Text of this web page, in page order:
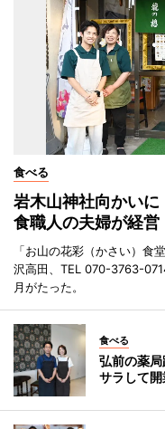
食べる
岩木山神社向かい
食職人の夫婦が経営
「お山の花彩（かさい）食
沢高田、TEL 070-3763-
月がたった。
食べる
弘前の薬
サラして開